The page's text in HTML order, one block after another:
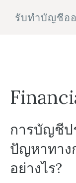
รับทําบัญชีอ
การบัญชีป
ปัญหาทาง
อย่างไร?